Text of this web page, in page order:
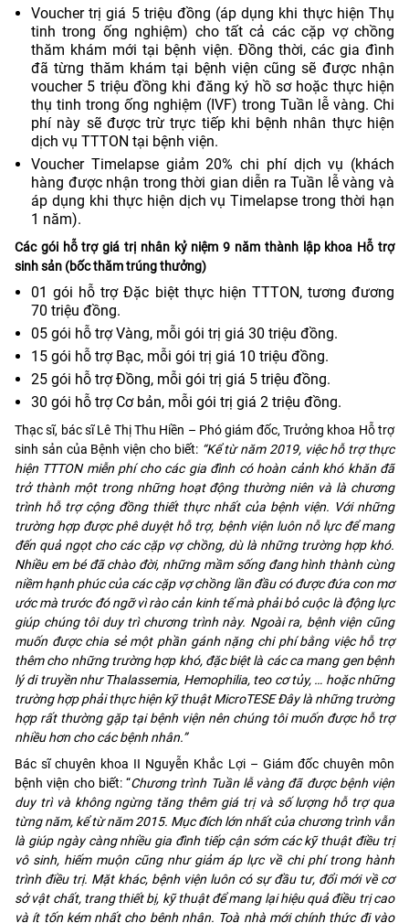
Voucher trị giá 5 triệu đồng (áp dụng khi thực hiện Thụ
tinh trong ống nghiệm) cho tất cả các cặp vợ chồng
thăm khám mới tại bệnh viện. Đồng thời, các gia đình
đã từng thăm khám tại bệnh viện cũng sẽ được nhận
voucher 5 triệu đồng khi đăng ký hồ sơ hoặc thực hiện
thụ tinh trong ống nghiệm (IVF) trong Tuần lễ vàng. Chi
phí này sẽ được trừ trực tiếp khi bệnh nhân thực hiện
dịch vụ TTTON tại bệnh viện.
Voucher Timelapse giảm 20% chi phí dịch vụ (khách
hàng được nhận trong thời gian diễn ra Tuần lễ vàng và
áp dụng khi thực hiện dịch vụ Timelapse trong thời hạn
1 năm).
Các gói hỗ trợ giá trị nhân kỷ niệm 9 năm thành lập khoa Hỗ trợ
sinh sản (bốc thăm trúng thưởng)
01 gói hỗ trợ Đặc biệt thực hiện TTTON, tương đương
70 triệu đồng.
05 gói hỗ trợ Vàng, mỗi gói trị giá 30 triệu đồng.
15 gói hỗ trợ Bạc, mỗi gói trị giá 10 triệu đồng.
25 gói hỗ trợ Đồng, mỗi gói trị giá 5 triệu đồng.
30 gói hỗ trợ Cơ bản, mỗi gói trị giá 2 triệu đồng.
Thạc sĩ, bác sĩ Lê Thị Thu Hiền – Phó giám đốc, Trưởng khoa Hỗ trợ
sinh sản của Bệnh viện cho biết: “Kể từ năm 2019, việc hỗ trợ thực
hiện TTTON miễn phí cho các gia đình có hoàn cảnh khó khăn đã
trở thành một trong những hoạt động thường niên và là chương
trình hỗ trợ cộng đồng thiết thực nhất của bệnh viện. Với những
trường hợp được phê duyệt hỗ trợ, bệnh viện luôn nỗ lực để mang
đến quả ngọt cho các cặp vợ chồng, dù là những trường hợp khó.
Nhiều em bé đã chào đời, những mầm sống đang hình thành cùng
niềm hạnh phúc của các cặp vợ chồng lần đầu có được đứa con mơ
ước mà trước đó ngỡ vì rào cản kinh tế mà phải bỏ cuộc là động lực
giúp chúng tôi duy trì chương trình này. Ngoài ra, bệnh viện cũng
muốn được chia sẻ một phần gánh nặng chi phí bằng việc hỗ trợ
thêm cho những trường hợp khó, đặc biệt là các ca mang gen bệnh
lý di truyền như Thalassemia, Hemophilia, teo cơ tủy, … hoặc những
trường hợp phải thực hiện kỹ thuật MicroTESE Đây là những trường
hợp rất thường gặp tại bệnh viện nên chúng tôi muốn được hỗ trợ
nhiều hơn cho các bệnh nhân.”
Bác sĩ chuyên khoa II Nguyễn Khắc Lợi – Giám đốc chuyên môn
bệnh viện cho biết: “Chương trình Tuần lễ vàng đã được bệnh viện
duy trì và không ngừng tăng thêm giá trị và số lượng hỗ trợ qua
từng năm, kể từ năm 2015. Mục đích lớn nhất của chương trình vẫn
là giúp ngày càng nhiều gia đình tiếp cận sớm các kỹ thuật điều trị
vô sinh, hiếm muộn cũng như giảm áp lực về chi phí trong hành
trình điều trị. Mặt khác, bệnh viện luôn có sự đầu tư, đổi mới về cơ
sở vật chất, trang thiết bị, kỹ thuật để mang lại hiệu quả điều trị cao
và ít tốn kém nhất cho bệnh nhân. Toà nhà mới chính thức đi vào